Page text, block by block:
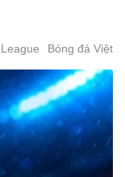
Bóng đá Việt